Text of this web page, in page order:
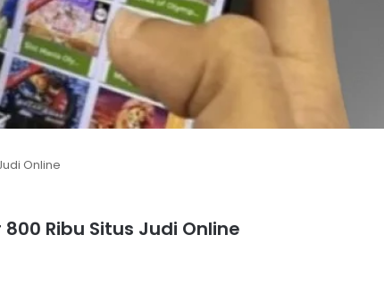
Online
Ribu Situs Judi Online